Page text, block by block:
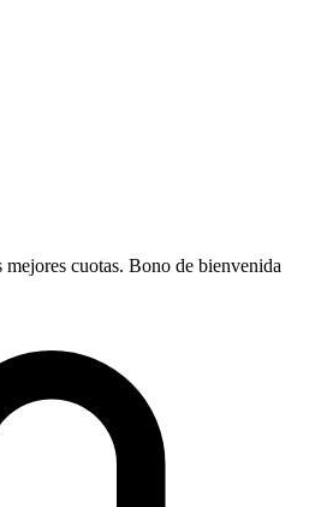
cuotas. Bono de bienvenida